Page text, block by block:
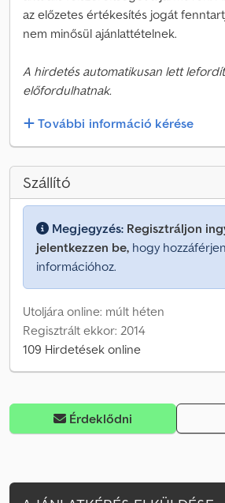
az előzetes értékesítés jogát
nem minősül ajánlattételnek.
A hirdetés automatikusan lett
előfordulhatnak.
További információ kérése
Szállító
Megjegyzés: Regisztráljon
jelentkezzen be, hogy
információhoz.
Utoljára online: múlt héten
Regisztrált ekkor: 2014
109 Hirdetések online
Érdeklődni